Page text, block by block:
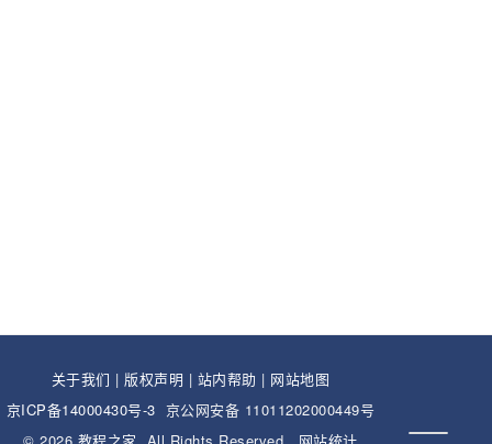
关于我们 | 版权声明 | 站内帮助 | 网站地图
京ICP备14000430号-3 京公网安备 11011202000449号